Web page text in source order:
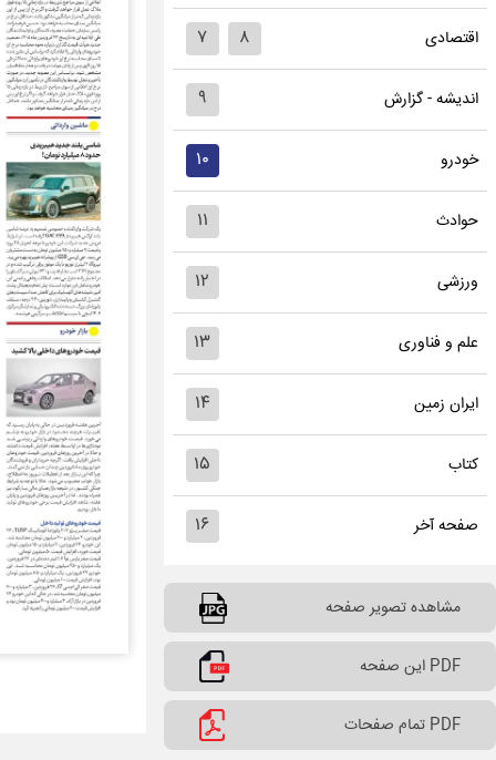
اقتصادی ۷ ۸
اندیشه - گزارش ۹
خودرو ۱۰
حوادث ۱۱
ورزشی ۱۲
علم و فناوری ۱۳
ایران زمین ۱۴
کتاب ۱۵
صفحه آخر ۱۶
مشاهده تصویر صفحه
PDF این صفحه
PDF تمام صفحات